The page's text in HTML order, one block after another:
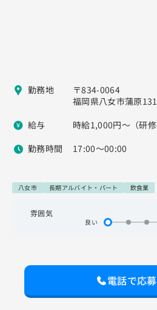
勤務地
〒834-0064
福岡県八女市蒲原
給与
時給1,000円〜（研修
勤務時間
17:00〜00:00
八女市 長期アルバイト・パート 飲食業
雰囲気
良い
電話で応